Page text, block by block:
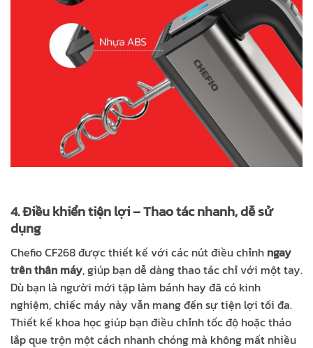
4. Điều khiển tiện lợi – Thao tác nhanh, dễ sử
dụng
Chefio CF268 được thiết kế với các nút điều chỉnh ngay
trên thân máy, giúp bạn dễ dàng thao tác chỉ với một tay.
Dù bạn là người mới tập làm bánh hay đã có kinh
nghiệm, chiếc máy này vẫn mang đến sự tiện lợi tối đa.
Thiết kế khoa học giúp bạn điều chỉnh tốc độ hoặc tháo
lắp que trộn một cách nhanh chóng mà không mất nhiều